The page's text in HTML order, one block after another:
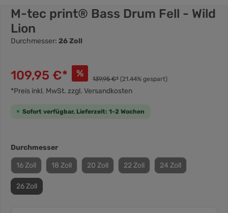
M-tec print® Bass Drum Fell - Wild
Lion
Durchmesser: 26 Zoll
109,95 €* % 139,95 €* (21.44% gespart)
*Preis inkl. MwSt. zzgl. Versandkosten
Sofort verfügbar, Lieferzeit: 1-2 Wochen
Durchmesser
16 Zoll 18 Zoll 20 Zoll 22 Zoll 24 Zoll
26 Zoll